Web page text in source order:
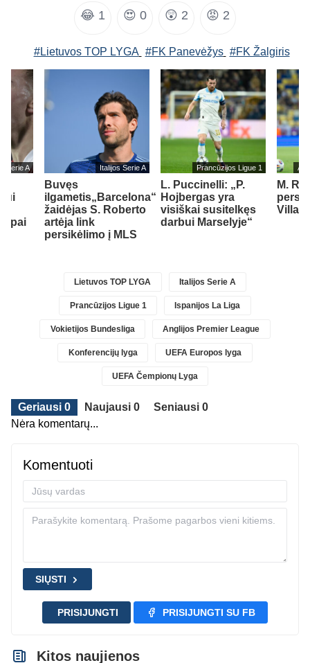
😂 1 😍 0 😲 2 😡 2
#Lietuvos TOP LYGA #FK Panevėžys #FK Žalgiris
Serie A Italijos Serie A
Buvęs
ilgametis„Barcelona“
žaidėjas S. Roberto
artėja link
persikėlimo į MLS
Prancūzijos Ligue 1
L. Puccinelli: „P.
Hojbergas yra
visiškai susitelkęs
darbui Marselyje“
M.
Villa“
Lietuvos TOP LYGA Italijos Serie A
Prancūzijos Ligue 1 Ispanijos La Liga
Vokietijos Bundesliga Anglijos Premier League
Konferencijų lyga UEFA Europos lyga
UEFA Čempionų Lyga
Geriausi 0 Naujausi 0
Seniausi 0
Nėra komentarų...
Komentuoti
SIŲSTI
PRISIJUNGTI PRISIJUNGTI SU FB
Kitos naujienos